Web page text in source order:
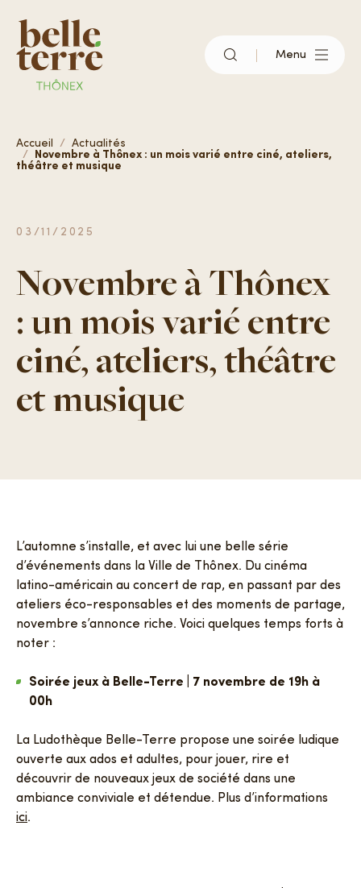
Menu
S’installer
Actualités
Accueil
Actualités
Novembre à Thônex : un mois varié entre ciné, ateliers,
théâtre et musique
03/11/2025
Novembre à Thônex
: un mois varié entre
ciné, ateliers, théâtre
et musique
L’automne s’installe, et avec lui une belle série
d’événements dans la Ville de Thônex. Du cinéma
latino-américain au concert de rap, en passant par des
ateliers éco-responsables et des moments de partage,
novembre s’annonce riche. Voici quelques temps forts à
noter :
Soirée jeux à Belle-Terre | 7 novembre de 19h à
00h
La Ludothèque Belle-Terre propose une soirée ludique
ouverte aux ados et adultes, pour jouer, rire et
découvrir de nouveaux jeux de société dans une
ambiance conviviale et détendue. Plus d’informations
ici.